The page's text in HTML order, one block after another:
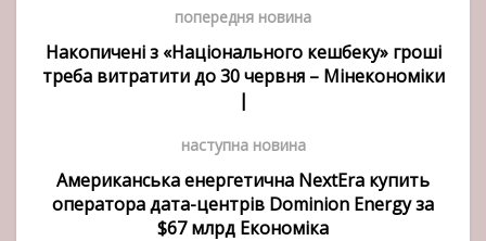
попередня новина
Накопичені з «Національного кешбеку» гроші
треба витратити до 30 червня – Мінекономіки
|
наступна новина
Американська енергетична NextEra купить
оператора дата-центрів Dominion Energy за
$67 млрд Економіка